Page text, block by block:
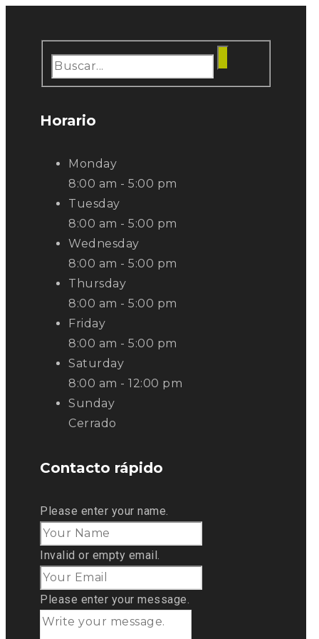
Horario
Monday
8:00 am - 5:00 pm
Tuesday
8:00 am - 5:00 pm
Wednesday
8:00 am - 5:00 pm
Thursday
8:00 am - 5:00 pm
Friday
8:00 am - 5:00 pm
Saturday
8:00 am - 12:00 pm
Sunday
Cerrado
Contacto rápido
Please enter your name.
Invalid or empty email.
Please enter your message.